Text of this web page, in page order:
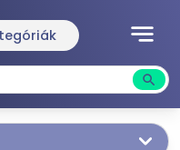
notes
search